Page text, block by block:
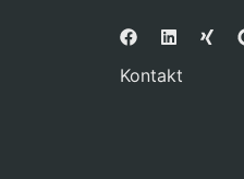
Kontakt